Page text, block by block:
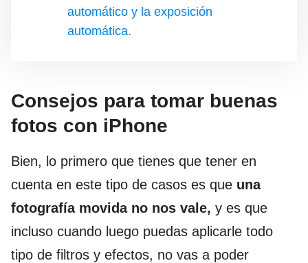
automático y la exposición
automática.
Consejos para tomar buenas
fotos con iPhone
Bien, lo primero que tienes que tener en
cuenta en este tipo de casos es que una
fotografía movida no nos vale, y es que
incluso cuando luego puedas aplicarle todo
tipo de filtros y efectos, no vas a poder